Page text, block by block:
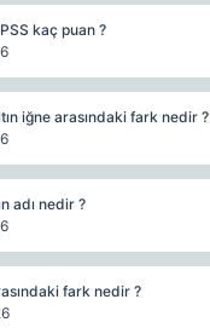
kaç puan ?
iğne arasındaki fark nedir ?
adı nedir ?
fark nedir ?